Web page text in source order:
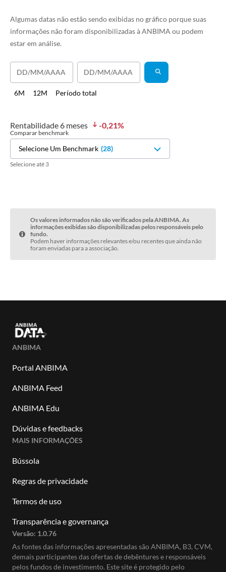
Algumas datas não estão sendo exibidas no gráfico porque suas
informações não foram disponibilizadas à ANBIMA ou podem
estar em análise.
6M 12M Período total
Rentabilidade 6 meses -0,21%
Comparar benchmark
Selecione Um Benchmark (28)
Selecione até 3
Os valores informados não são verificados pela ANBIMA. As
informações exibidas são disponibilizadas pelos responsáveis pelo
fundo.
Podem haver informações relevantes e/ou recentes que ainda não
foram enviadas para a associação.
ANBIMA
Portal ANBIMA
ANBIMA Feed
ANBIMA Edu
Dúvidas e feedbacks
MAIS INFORMAÇÕES
Bússola
Regras de privacidade
Termos de uso
Transparência e governança
Versão: 1.0.76
As fontes das informações apresentadas são ANBIMA, B3, CVM,
demais participantes das ofertas de debêntures e responsáveis
pelos fundos de investimento. Este site é protegido pelo